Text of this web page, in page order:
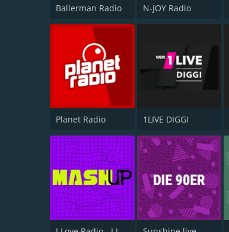
Ballerman Radio N-JOY Radio
Planet Radio 1LIVE DIGGI